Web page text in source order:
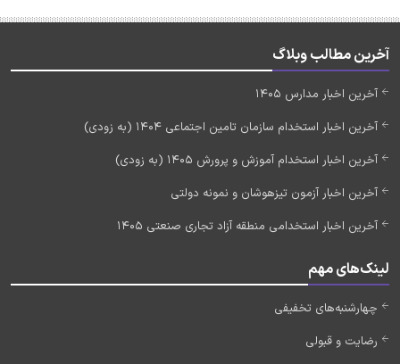
آخرین مطالب وبلاگ
آخرین اخبار مدارس 1405
آخرین اخبار استخدام سازمان تامین اجتماعی 1404 (به زودی)
آخرین اخبار استخدام آموزش و پرورش 1405 (به زودی)
آخرین اخبار آزمون تیزهوشان و نمونه دولتی
آخرین اخبار استخدامی منطقه آزاد تجاری صنعتی 1405
لینک‌های مهم
چهارشنبه‌های تخفیفی
رضایت و قبولی